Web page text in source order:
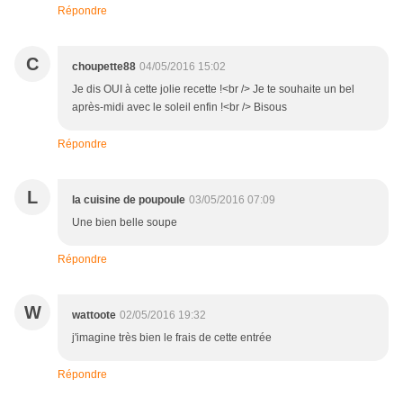
Répondre
C choupette88 04/05/2016 15:02
Je dis OUI à cette jolie recette !<br /> Je te souhaite un bel
après-midi avec le soleil enfin !<br /> Bisous
Répondre
L la cuisine de poupoule 03/05/2016 07:09
Une bien belle soupe
Répondre
W wattoote 02/05/2016 19:32
j'imagine très bien le frais de cette entrée
Répondre